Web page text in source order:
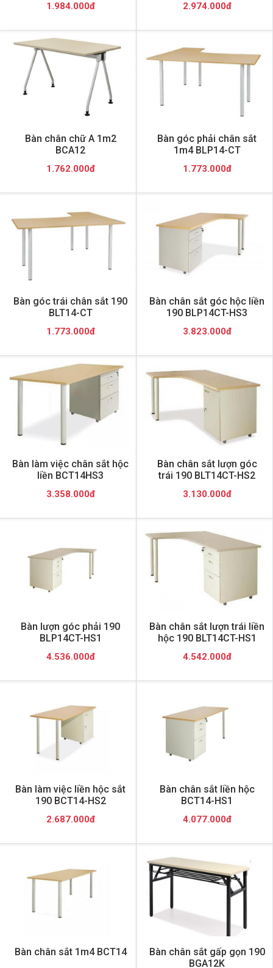
1.984.000đ 2.974.000đ
Bàn chân chữ A 1m2
BCA12
1.762.000đ
Bàn góc phải chân sắt
1m4 BLP14-CT
1.773.000đ
Bàn góc trái chân sắt 190
BLT14-CT
1.773.000đ
Bàn chân sắt góc hộc liền
190 BLP14CT-HS3
3.823.000đ
Bàn làm việc chân sắt hộc
liền BCT14HS3
3.358.000đ
Bàn chân sắt lượn góc
trái 190 BLT14CT-HS2
3.130.000đ
Bàn lượn góc phải 190
BLP14CT-HS1
4.536.000đ
Bàn chân sắt lượn trái liền
hộc 190 BLT14CT-HS1
4.542.000đ
Bàn làm việc liền hộc sắt
190 BCT14-HS2
2.687.000đ
Bàn chân sắt liền hộc
BCT14-HS1
4.077.000đ
Bàn chân sắt 1m4 BCT14
Bàn chân sắt gấp gọn 190
BGA12K